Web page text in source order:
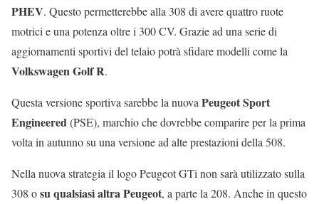
PHEV. Questo permetterebbe alla 308 di avere quattro ruote
motrici e una potenza oltre i 300 CV. Grazie ad una serie di
aggiornamenti sportivi del telaio potrà sfidare modelli come la
Volkswagen Golf R.
Questa versione sportiva sarebbe la nuova Peugeot Sport
Engineered (PSE), marchio che dovrebbe comparire per la prima
volta in autunno su una versione ad alte prestazioni della 508.
Nella nuova strategia il logo Peugeot GTi non sarà utilizzato sulla
308 osu qualsiasi altra Peugeot, a parte la 208. Anche in questo